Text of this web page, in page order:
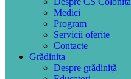
Medici
Program
Servicii oferite
Contacte
Grădinița
Despre grădiniță